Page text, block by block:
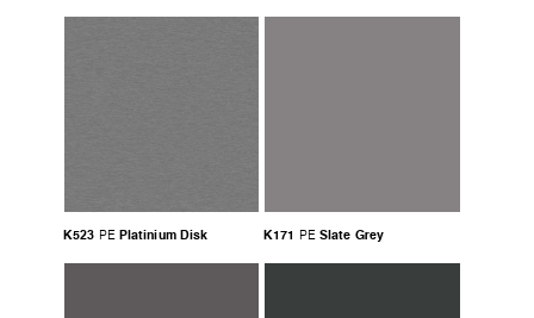
K523 PE Platinium Disk K171 PE Slate Grey